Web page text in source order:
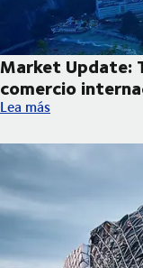
Market Update:
comercio
Market Update:
Lea más